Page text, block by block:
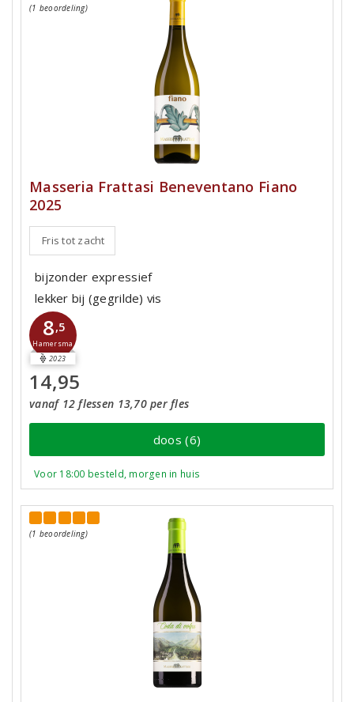
(1 beoordeling)
Masseria Frattasi Beneventano Fiano
2025
Fris tot zacht
bijzonder expressief
lekker bij (gegrilde) vis
8,5
Hamersma
2023
14,95
vanaf 12 flessen 13,70 per fles
doos (6)
Voor 18:00 besteld, morgen in huis
(1 beoordeling)